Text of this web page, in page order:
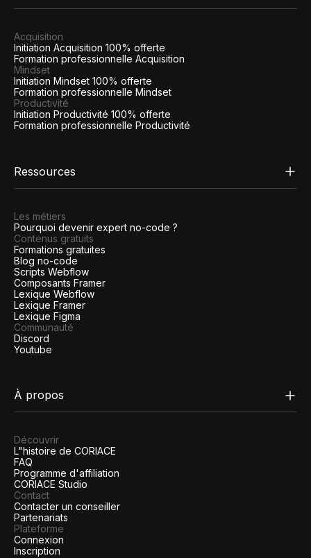
Acquisition
Initiation Acquisition 100% offerte
Formation professionnelle Acquisition
Mindset
Initiation Mindset 100% offerte
Formation professionnelle Mindset
Productivité
Initiation Productivité 100% offerte
Formation professionnelle Productivité
Ressources
Les métiers
Pourquoi devenir expert no-code ?
Contenus gratuits
Formations gratuites
Blog no-code
Scripts Webflow
Composants Framer
Lexique Webflow
Lexique Framer
Lexique Figma
Communauté
Discord
Youtube
À propos
Découvrir
L"histoire de CORIACE
FAQ
Programme d'affiliation
CORIACE Studio
Contact
Contacter un conseiller
Partenariats
Plateforme
Connexion
Inscription